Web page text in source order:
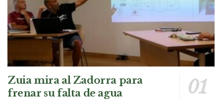
Zuia mira al Zadorra para
frenar su falta de agua